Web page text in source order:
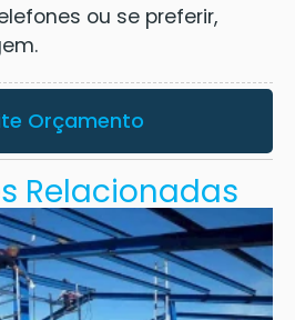
ou se preferir,
Orçamento
Relacionadas